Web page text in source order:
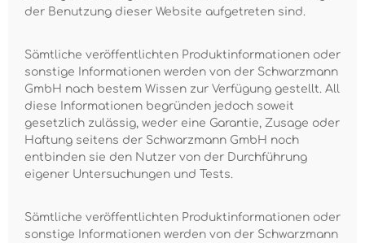
der Benutzung dieser Website aufgetreten sind.
Sämtliche veröffentlichten Produktinformationen oder
sonstige Informationen werden von der Schwarzmann
GmbH nach bestem Wissen zur Verfügung gestellt. All
diese Informationen begründen jedoch soweit
gesetzlich zulässig, weder eine Garantie, Zusage oder
Haftung seitens der Schwarzmann GmbH noch
entbinden sie den Nutzer von der Durchführung
eigener Untersuchungen und Tests.
Sämtliche veröffentlichten Produktinformationen oder
sonstige Informationen werden von der Schwarzmann